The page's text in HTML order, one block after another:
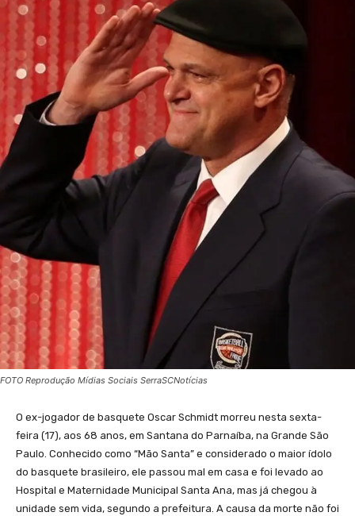
FOTO Reprodução Mídias Sociais SerraSCNotícias
O ex-jogador de basquete Oscar Schmidt morreu nesta sexta-
feira (17), aos 68 anos, em Santana do Parnaíba, na Grande São
Paulo. Conhecido como “Mão Santa” e considerado o maior ídolo
do basquete brasileiro, ele passou mal em casa e foi levado ao
Hospital e Maternidade Municipal Santa Ana, mas já chegou à
unidade sem vida, segundo a prefeitura. A causa da morte não foi